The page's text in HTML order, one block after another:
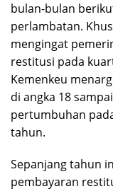
bulan-bulan
perlambatan.
mengingat
restitusi pada
Kemenkeu
di angka 18
pertumbuhan
tahun.
Sepanjang tahun
pembayaran